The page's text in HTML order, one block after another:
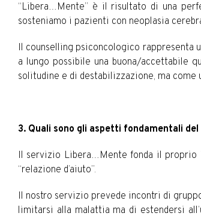
“Libera…Mente” è il risultato di una
sosteniamo i pazienti con neoplasia
Il counselling psiconcologico
a lungo possibile una buona/accettabile
solitudine e di destabilizzazione, ma
3. Quali sono gli aspetti fondamentali
Il servizio Libera…Mente fonda il proprio
“relazione d’aiuto”.
Il nostro servizio prevede incontri di
limitarsi alla malattia ma di estendersi